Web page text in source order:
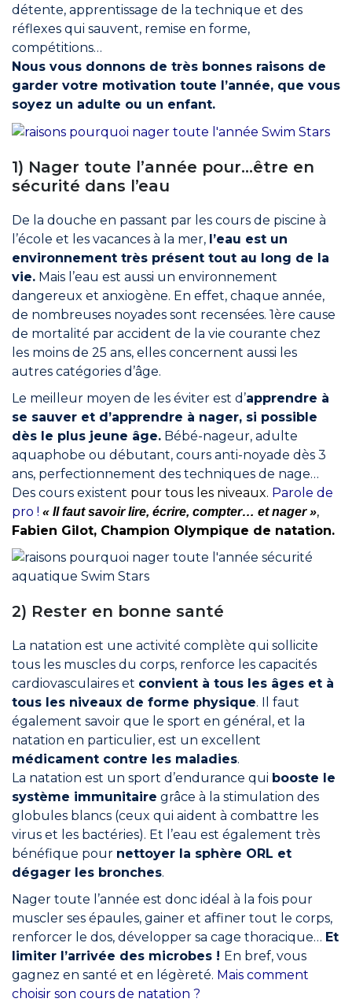
Shop
détente, apprentissage de la technique et des
réflexes qui sauvent, remise en forme,
compétitions…
Nous vous donnons de très bonnes raisons de
garder votre motivation toute l’année, que vous
soyez un adulte ou un enfant.
1) Nager toute l’année pour…être en
sécurité dans l’eau
De la douche en passant par les cours de piscine à
l’école et les vacances à la mer, l’eau est un
environnement très présent tout au long de la
vie. Mais l’eau est aussi un environnement
dangereux et anxiogène. En effet, chaque année,
de nombreuses noyades sont recensées. 1ère cause
de mortalité par accident de la vie courante chez
les moins de 25 ans, elles concernent aussi les
autres catégories d’âge.
Le meilleur moyen de les éviter est d’apprendre à
se sauver et d’apprendre à nager, si possible
dès le plus jeune âge. Bébé-nageur, adulte
aquaphobe ou débutant, cours anti-noyade dès 3
ans, perfectionnement des techniques de nage…
Des cours existent pour tous les niveaux. Parole de
pro ! « Il faut savoir lire, écrire, compter… et nager »,
Fabien Gilot, Champion Olympique de natation.
2) Rester en bonne santé
La natation est une activité complète qui sollicite
tous les muscles du corps, renforce les capacités
cardiovasculaires et convient à tous les âges et à
tous les niveaux de forme physique. Il faut
également savoir que le sport en général, et la
natation en particulier, est un excellent
médicament contre les maladies.
La natation est un sport d’endurance qui booste le
système immunitaire grâce à la stimulation des
globules blancs (ceux qui aident à combattre les
virus et les bactéries). Et l’eau est également très
bénéfique pour nettoyer la sphère ORL et
dégager les bronches.
Nager toute l’année est donc idéal à la fois pour
muscler ses épaules, gainer et affiner tout le corps,
renforcer le dos, développer sa cage thoracique… Et
limiter l’arrivée des microbes ! En bref, vous
gagnez en santé et en légèreté. Mais comment
choisir son cours de natation ?